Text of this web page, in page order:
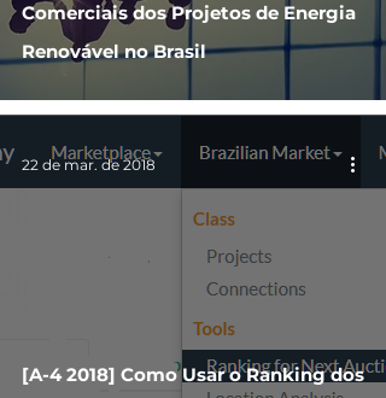
Comerciais dos Projetos de Energia
Renovável no Brasil
[A-4 2018] Como Usar o Ranking dos
22 de mar. de 2018